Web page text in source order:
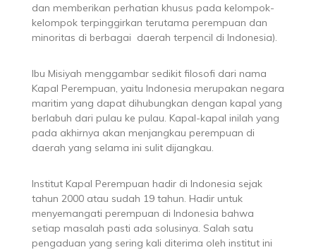
dan memberikan perhatian khusus pada kelompok-
kelompok terpinggirkan terutama perempuan dan
minoritas di berbagai daerah terpencil di Indonesia).
Ibu Misiyah menggambar sedikit filosofi dari nama
Kapal Perempuan, yaitu Indonesia merupakan negara
maritim yang dapat dihubungkan dengan kapal yang
berlabuh dari pulau ke pulau. Kapal-kapal inilah yang
pada akhirnya akan menjangkau perempuan di
daerah yang selama ini sulit dijangkau.
Institut Kapal Perempuan hadir di Indonesia sejak
tahun 2000 atau sudah 19 tahun. Hadir untuk
menyemangati perempuan di Indonesia bahwa
setiap masalah pasti ada solusinya. Salah satu
pengaduan yang sering kali diterima oleh institut ini